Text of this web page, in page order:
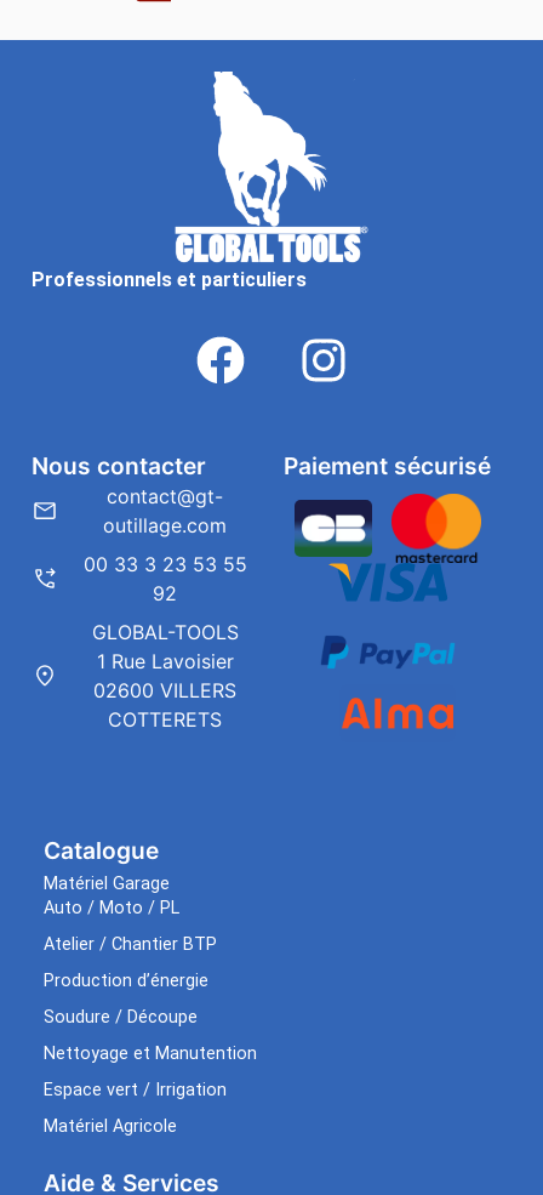
Professionnels et particuliers
Catalogue
Matériel Garage
Auto / Moto / PL
Atelier / Chantier BTP
Production d’énergie
Soudure / Découpe
Nettoyage et Manutention
Espace vert / Irrigation
Matériel Agricole
Aide & Services​
Paiement sécurisé
Nous contacter
contact@gt-
outillage.com
00 33 3 23 53 55
92
GLOBAL-TOOLS
1 Rue Lavoisier
02600 VILLERS
COTTERETS